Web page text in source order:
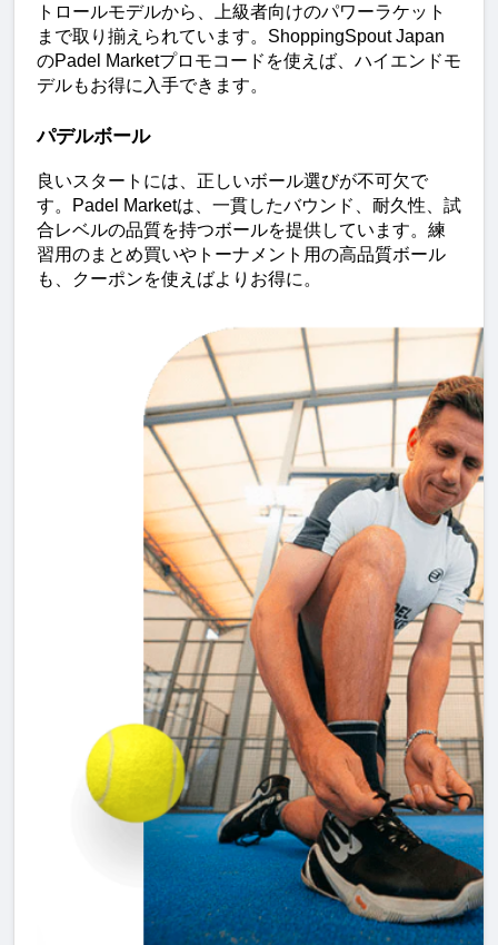
トロールモデルから、上級者向けのパワーラケット
まで取り揃えられています。ShoppingSpout Japan
のPadel Marketプロモコードを使えば、ハイエンドモ
デルもお得に入手できます。
パデルボール
良いスタートには、正しいボール選びが不可欠で
す。Padel Marketは、一貫したバウンド、耐久性、試
合レベルの品質を持つボールを提供しています。練
習用のまとめ買いやトーナメント用の高品質ボール
も、クーポンを使えばよりお得に。